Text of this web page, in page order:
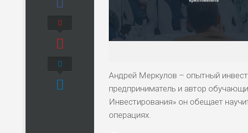
Андрей Меркулов – опытный
предприниматель и автор
Инвестирования» он обещает
операциях.